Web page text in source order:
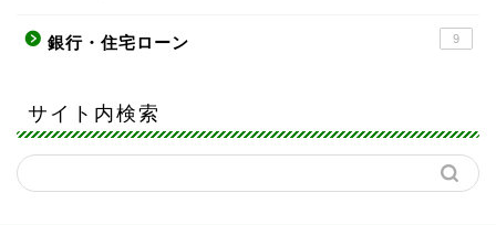
銀行・住宅ローン 9
サイト内検索